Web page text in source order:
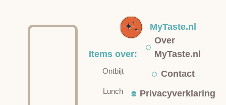
Items over:
Ontbijt
Lunch
MyTaste.nl
Over
MyTaste.nl
Contact
Privacyverklaring